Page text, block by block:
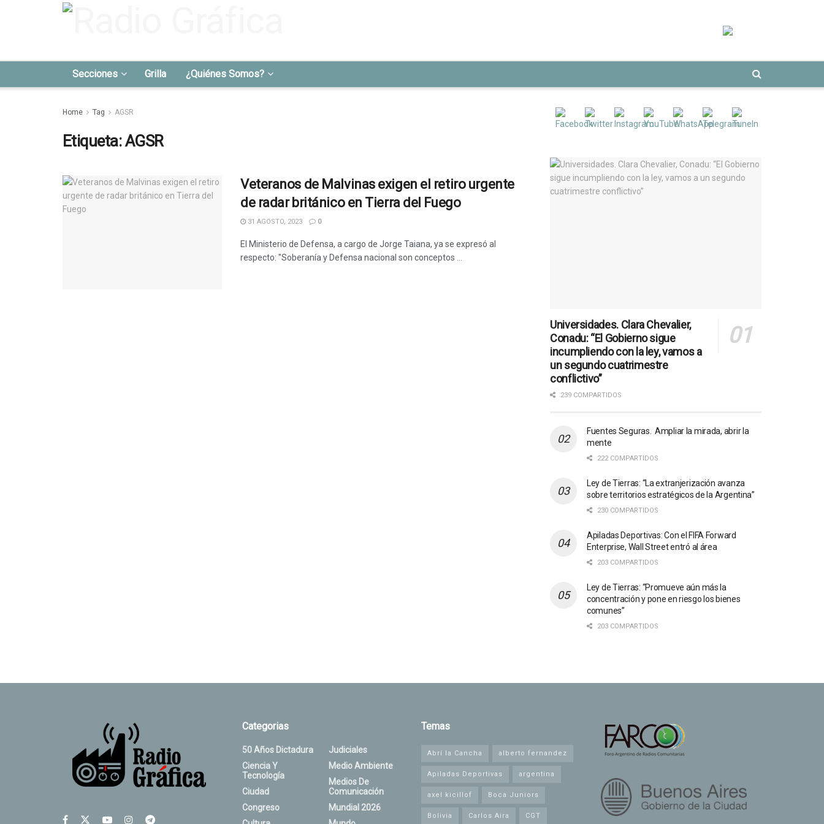
Secciones Grilla ¿Quiénes Somos?
Home Tag AGSR
Etiqueta:AGSR
Veteranos de Malvinas exigen el retiro urgente
de radar británico en Tierra del Fuego
31 AGOSTO, 2023 0
El Ministerio de Defensa, a cargo de Jorge Taiana, ya se expresó al
respecto: "Soberanía y Defensa nacional son conceptos ...
Universidades. Clara Chevalier,
Conadu: “El Gobierno sigue
incumpliendo con la ley, vamos a
un segundo cuatrimestre
conflictivo”
239 COMPARTIDOS
Fuentes Seguras. Ampliar la mirada, abrir la
mente
222 COMPARTIDOS
Ley de Tierras: “La extranjerización avanza
sobre territorios estratégicos de la Argentina”
230 COMPARTIDOS
Apiladas Deportivas: Con el FIFA Forward
Enterprise, Wall Street entró al área
203 COMPARTIDOS
Ley de Tierras: “Promueve aún más la
concentración y pone en riesgo los bienes
comunes”
203 COMPARTIDOS
Categorias
50 Años Dictadura
Ciencia Y
Tecnología
Ciudad
Congreso
Judiciales
Medio Ambiente
Medios De
Comunicación
Mundial 2026
Temas
Abrí la Cancha alberto fernandez
Apiladas Deportivas argentina
axel kicillof Boca Juniors
Bolivia Carlos Aira CGT